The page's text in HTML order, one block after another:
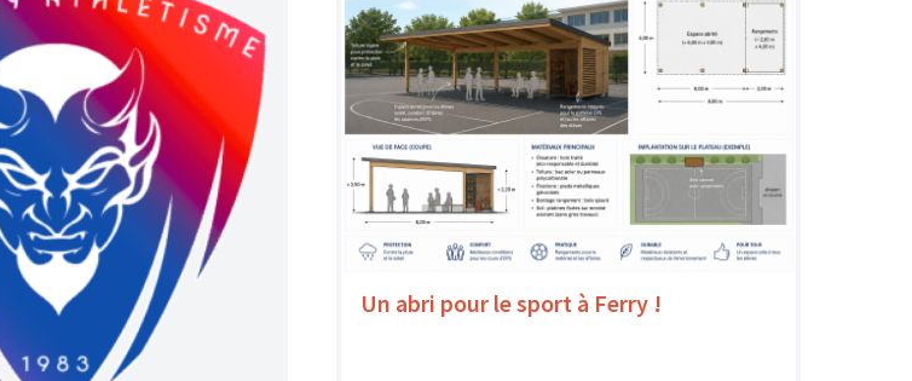
Un abri pour le sport à Ferry !